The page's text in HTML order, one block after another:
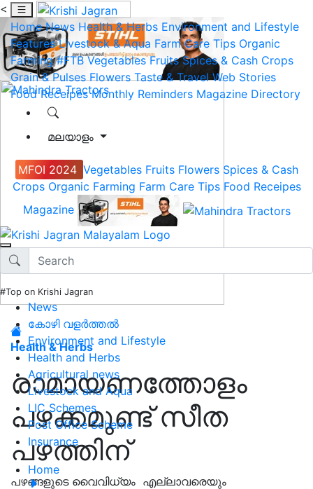
<
Home News Health & Herbs Environment and Lifestyle
Features Livestock & Aqua Farm Care Tips Organic
Farming #FTB Vegetables Fruits Spices & Cash Crops
Grain & Pulses Flowers Taste & Travel Web Stories
Food Receipes Monthly Reminders Magazine Directory
മലയാളം
MFOI 2024 Vegetables Fruits Flowers Spices & Cash
Crops Organic Farming Farm Care Tips Food Receipes
Magazine
#Top on Krishi Jagran
News
കോഴി വളർത്തൽ
Environment and Lifestyle
Health and Herbs
Agricultural news
Livestock and Aqua
LIC Schemes
Post Office Scheme
Insurance
Home
Health & Herbs
രാമായണത്തോളം
പഴക്കമുണ്ട് സീത
പഴത്തിന്
പഴങ്ങളുടെ വൈവിധ്യം എല്ലാവരെയും